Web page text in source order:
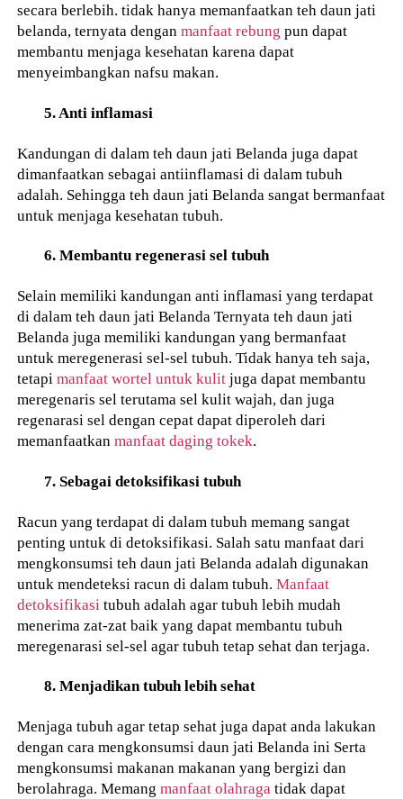
secara berlebih. tidak hanya memanfaatkan teh daun jati
belanda, ternyata denganmanfaat rebung pun dapat
membantu menjaga kesehatan karena dapat
menyeimbangkan nafsu makan.
5. Anti inflamasi
Kandungan di dalam teh daun jati Belanda juga dapat
dimanfaatkan sebagai antiinflamasi di dalam tubuh
adalah. Sehingga teh daun jati Belanda sangat bermanfaat
untuk menjaga kesehatan tubuh.
6. Membantu regenerasi sel tubuh
Selain memiliki kandungan anti inflamasi yang terdapat
di dalam teh daun jati Belanda Ternyata teh daun jati
Belanda juga memiliki kandungan yang bermanfaat
untuk meregenerasi sel-sel tubuh. Tidak hanya teh saja,
tetapimanfaat wortel untuk kulit juga dapat membantu
meregenaris sel terutama sel kulit wajah, dan juga
regenarasi sel dengan cepat dapat diperoleh dari
memanfaatkanmanfaat daging tokek.
7. Sebagai detoksifikasi tubuh
Racun yang terdapat di dalam tubuh memang sangat
penting untuk di detoksifikasi. Salah satu manfaat dari
mengkonsumsi teh daun jati Belanda adalah digunakan
untuk mendeteksi racun di dalam tubuh.Manfaat
detoksifikasi tubuh adalah agar tubuh lebih mudah
menerima zat-zat baik yang dapat membantu tubuh
meregenarasi sel-sel agar tubuh tetap sehat dan terjaga.
8. Menjadikan tubuh lebih sehat
Menjaga tubuh agar tetap sehat juga dapat anda lakukan
dengan cara mengkonsumsi daun jati Belanda ini Serta
mengkonsumsi makanan makanan yang bergizi dan
berolahraga. Memangmanfaat olahraga tidak dapat